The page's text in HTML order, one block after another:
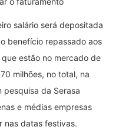
salário será depositada
benefício repassado aos
estão no mercado de
milhões, no total, na
pesquisa da Serasa
e médias empresas
nas datas festivas.